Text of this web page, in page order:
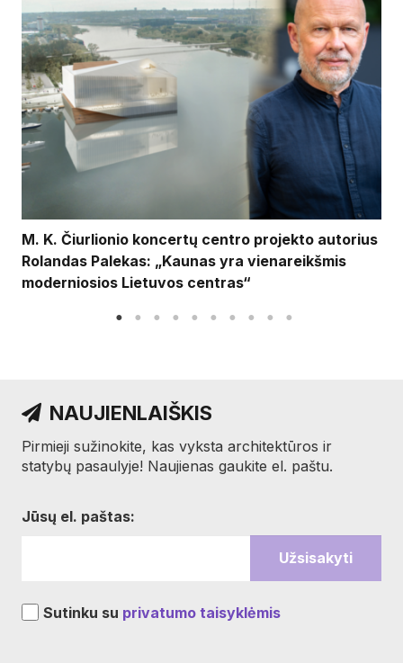
M. K. Čiurlionio koncertų centro projekto autorius
Rolandas Palekas: „Kaunas yra vienareikšmis
moderniosios Lietuvos centras“
NAUJIENLAIŠKIS
Pirmieji sužinokite, kas vyksta architektūros ir
statybų pasaulyje! Naujienas gaukite el. paštu.
Jūsų el. paštas:
Sutinku su privatumo taisyklėmis